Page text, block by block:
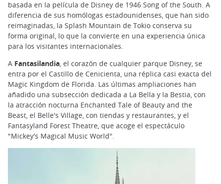
basada en la película de Disney de 1946 Song of the South. A
diferencia de sus homólogas estadounidenses, que han sido
reimaginadas, la Splash Mountain de Tokio conserva su
forma original, lo que la convierte en una experiencia única
para los visitantes internacionales.
A Fantasilandia, el corazón de cualquier parque Disney, se
entra por el Castillo de Cenicienta, una réplica casi exacta del
Magic Kingdom de Florida. Las últimas ampliaciones han
añadido una subsección dedicada a La Bella y la Bestia, con
la atracción nocturna Enchanted Tale of Beauty and the
Beast, el Belle's Village, con tiendas y restaurantes, y el
Fantasyland Forest Theatre, que acoge el espectáculo
"Mickey's Magical Music World".